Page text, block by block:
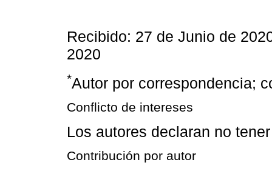
Recibido: 27 de Junio de
2020
*Autor por correspondencia;
Conflicto de intereses
Los autores declaran no
Contribución por autor